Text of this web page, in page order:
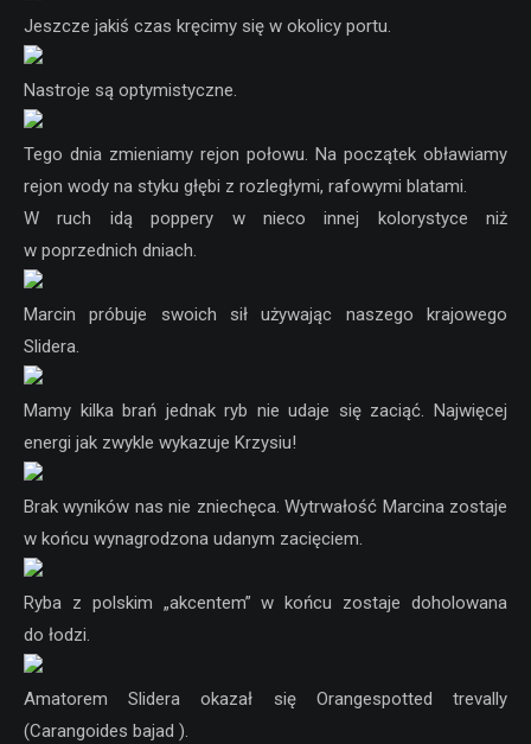
Jeszcze jakiś czas kręcimy się w okolicy portu.
Nastroje są optymistyczne.
Tego dnia zmieniamy rejon połowu. Na początek obławiamy
rejon wody na styku głębi z rozległymi, rafowymi blatami.
W ruch idą poppery w nieco innej kolorystyce niż
w poprzednich dniach.
Marcin próbuje swoich sił używając naszego krajowego
Slidera.
Mamy kilka brań jednak ryb nie udaje się zaciąć. Najwięcej
energi jak zwykle wykazuje Krzysiu!
Brak wyników nas nie zniechęca. Wytrwałość Marcina zostaje
w końcu wynagrodzona udanym zacięciem.
Ryba z polskim „akcentem” w końcu zostaje doholowana
do łodzi.
Amatorem Slidera okazał się Orangespotted trevally
(Carangoides bajad ).